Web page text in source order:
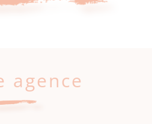
agence